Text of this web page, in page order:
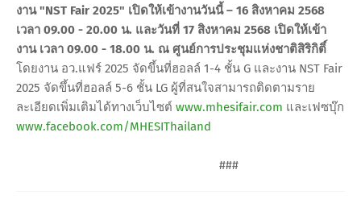
งาน "NST Fair 2025" เปิดให้เข้างานวันนี้ – 16 สิงหาคม 2568
เวลา 09.00 - 20.00 น. และวันที่ 17 สิงหาคม 2568 เปิดให้เข้า
งาน เวลา 09.00 - 18.00 น. ณ ศูนย์การประชุมแห่งชาติสิริกิติ์
โดยงาน อว.แฟร์ 2025 จัดขึ้นที่ฮอลล์ 1-4 ชั้น G และงาน NST Fair
2025 จัดขึ้นที่ฮอลล์ 5-6 ชั้น LG ผู้ที่สนใจสามารถติดตามราย
ละเอียดเพิ่มเติมได้ทางเว็บไซต์ www.mhesifair.com และเฟซบุ๊ก
www.facebook.com/MHESIThailand
###